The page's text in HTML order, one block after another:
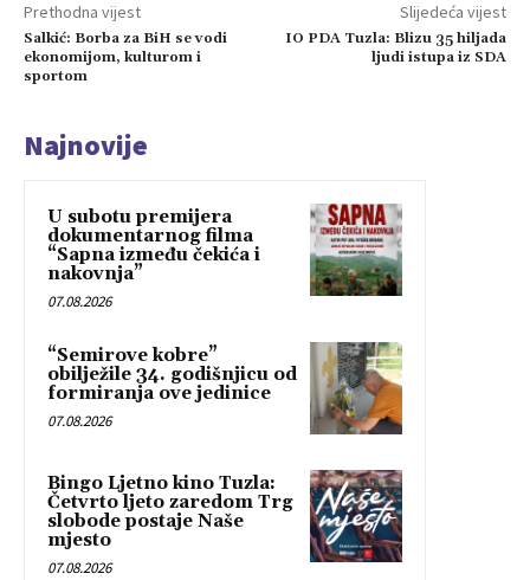
Prethodna vijest
Salkić: Borba za BiH se vodi
ekonomijom, kulturom i
sportom
Slijedeća vijest
IO PDA Tuzla: Blizu 35 hiljada
ljudi istupa iz SDA
Najnovije
U subotu premijera
dokumentarnog filma
“Sapna između čekića i
nakovnja”
07.08.2026
“Semirove kobre”
obilježile 34. godišnjicu od
formiranja ove jedinice
07.08.2026
Bingo Ljetno kino Tuzla:
Četvrto ljeto zaredom Trg
slobode postaje Naše
mjesto
07.08.2026